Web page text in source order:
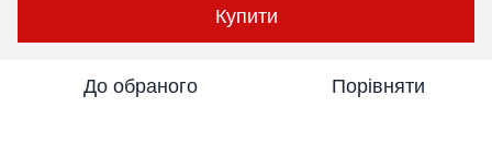
Купити
До обраного Порівняти